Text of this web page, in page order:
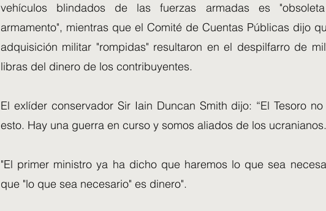
vehículos blindados de las fuerzas armadas es
armamento", mientras que el Comité de Cuentas Públicas dijo
adquisición militar "rompidas" resultaron en el despilfarro de
libras del dinero de los contribuyentes.
El exlíder conservador Sir Iain Duncan Smith dijo: “El Tesoro
esto. Hay una guerra en curso y somos aliados de los ucranianos.
"El primer ministro ya ha dicho que haremos lo que sea
que "lo que sea necesario" es dinero".